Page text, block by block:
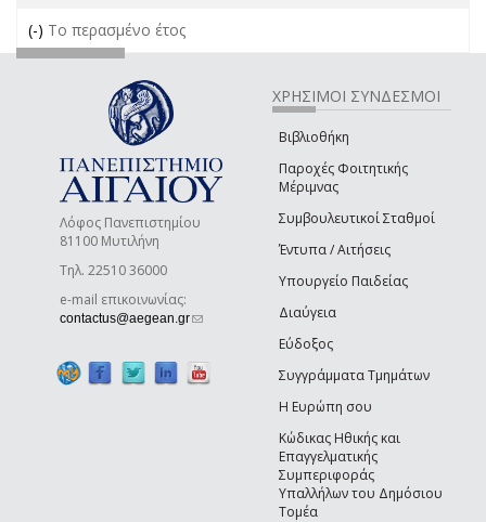
(-) Remove Το περασμένο έτος filter
Το περασμένο έτος
Λόφος Πανεπιστημίου
81100 Μυτιλήνη
Τηλ. 22510 36000
e-mail επικοινωνίας:
contactus@aegean.gr(link sends e-mail)
ΧΡΗΣΙΜΟΙ ΣΥΝΔΕΣΜΟΙ
Βιβλιοθήκη
Παροχές Φοιτητικής
Μέριμνας
Συμβουλευτικοί Σταθμοί
Έντυπα / Αιτήσεις
Υπουργείο Παιδείας
Διαύγεια
Εύδοξος
Συγγράμματα Τμημάτων
Η Ευρώπη σου
Κώδικας Ηθικής και
Επαγγελματικής
Συμπεριφοράς
Υπαλλήλων του Δημόσιου
Τομέα